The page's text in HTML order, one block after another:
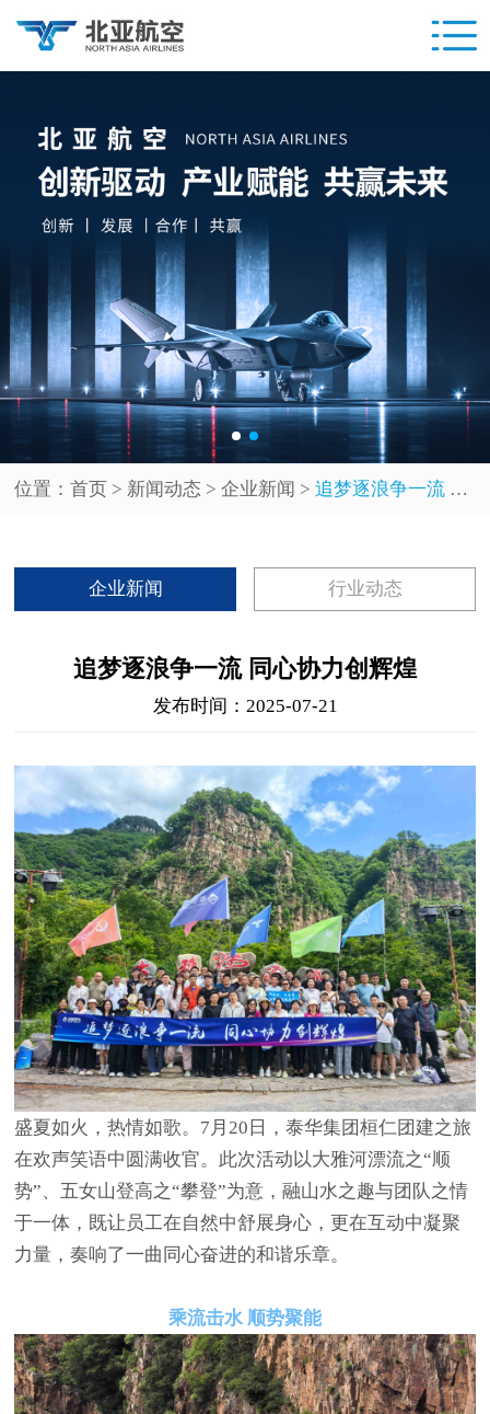
位置：首页 > 新闻动态 >企业新闻 >追梦逐浪争一流 同心协力创辉煌
企业新闻 行业动态
追梦逐浪争一流 同心协力创辉煌
发布时间：2025-07-21
盛夏如火，热情如歌。 7月20日，泰华集团桓仁团建之旅
在欢声笑语中圆满收官。此次活动以大雅河漂流之“顺
势”、五女山登高之“攀登”为意，融山水之趣与团队之情
于一体，既让员工在自然中舒展身心，更在互动中凝聚
力量，奏响了一曲同心奋进的和谐乐章。
乘流击水 顺势聚能